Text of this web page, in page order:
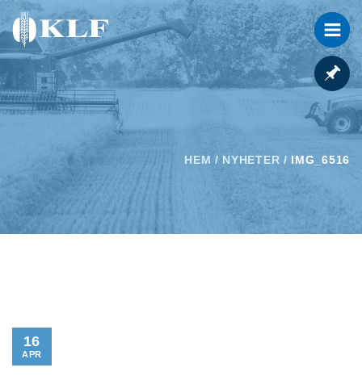
HEM /NYHETER / IMG_6516
16
APR